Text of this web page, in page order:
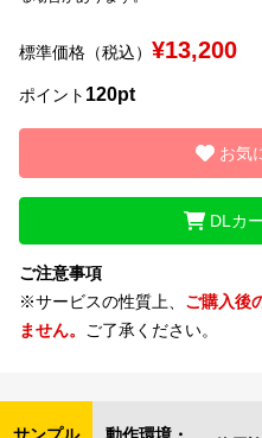
価格帯
標準価格（税込） ¥13,200
ポイント 120pt
お気
DLカ
ご注意事項
※サービスの性質上、 ご購入後
ません。 ご了承ください。